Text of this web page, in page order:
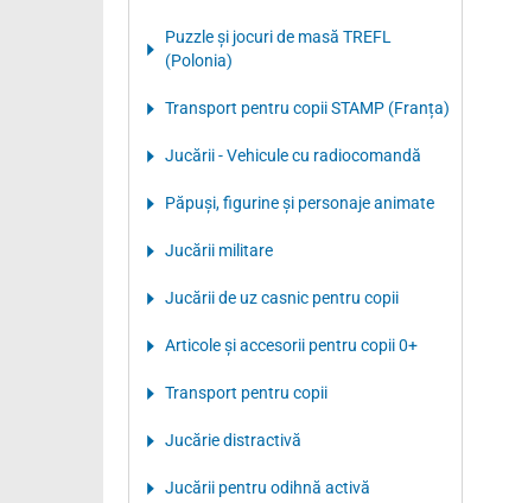
Puzzle şi jocuri de masă TREFL
(Polonia)
Transport pentru copii STAMP (Franța)
Jucării - Vehicule cu radiocomandă
Păpuşi, figurine şi personaje animate
Jucării militare
Jucării de uz casnic pentru copii
Articole şi accesorii pentru copii 0+
Transport pentru copii
Jucărie distractivă
Jucării pentru odihnă activă